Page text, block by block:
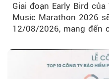
Giai đoạn Early Bird
Music Marathon 2026
12/08/2026, mang đến